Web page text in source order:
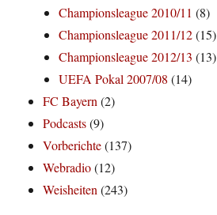
Championsleague 2010/11 (8)
Championsleague 2011/12(15)
Championsleague 2012/13 (13)
UEFA Pokal 2007/08 (14)
FC Bayern(2)
Podcasts(9)
Vorberichte(137)
Webradio(12)
Weisheiten(243)